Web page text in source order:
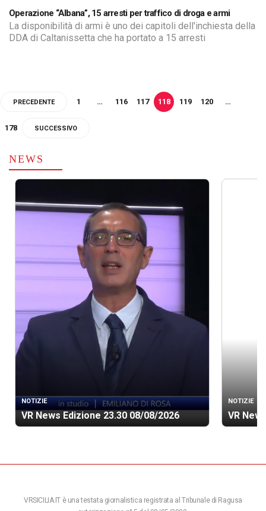
Operazione “Albana”, 15 arresti per traffico di droga e armi
La disponibilità di armi è uno dei capitoli dell'inchiesta della
DDA di Caltanissetta che ha portato a 15 arresti
PRECEDENTE 1 … 116 117 118 119 120 …
178 SUCCESSIVO
NEWS
NOTIZIE
VR News Edizione 23.30 08/08/2026
NOTIZIE
VR
VRSICILIA.IT è una testata giornalistica registrata al Tribunale di Ragusa